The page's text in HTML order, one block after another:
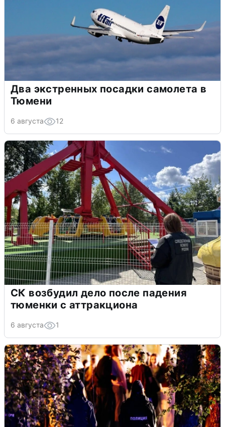
Два экстренных посадки самолета в
Тюмени
6 августа 12
СК возбудил дело после падения
тюменки с аттракциона
6 августа 1